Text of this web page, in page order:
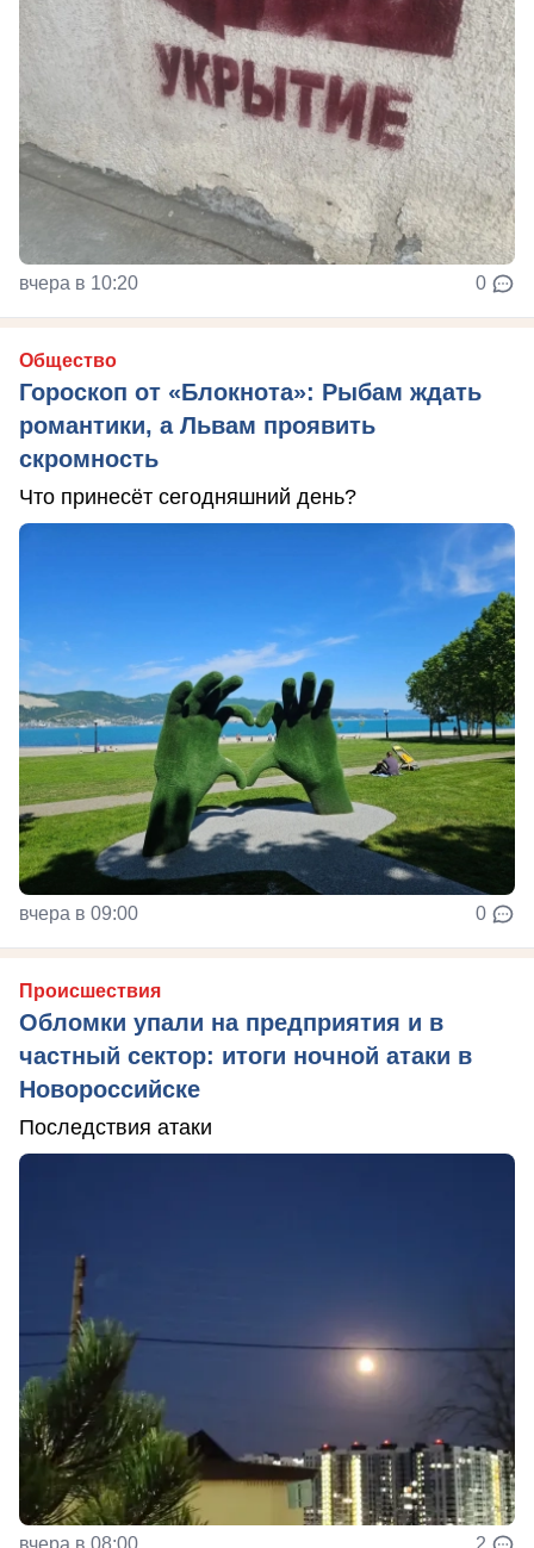
вчера в 10:20 0
Общество
Гороскоп от «Блокнота»: Рыбам ждать
романтики, а Львам проявить
скромность
Что принесёт сегодняшний день?
вчера в 09:00 0
Происшествия
Обломки упали на предприятия и в
частный сектор: итоги ночной атаки в
Новороссийске
Последствия атаки